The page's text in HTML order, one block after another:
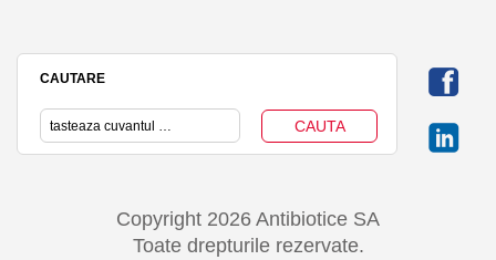
CAUTARE
Copyright 2026 Antibiotice SA
Toate drepturile rezervate.